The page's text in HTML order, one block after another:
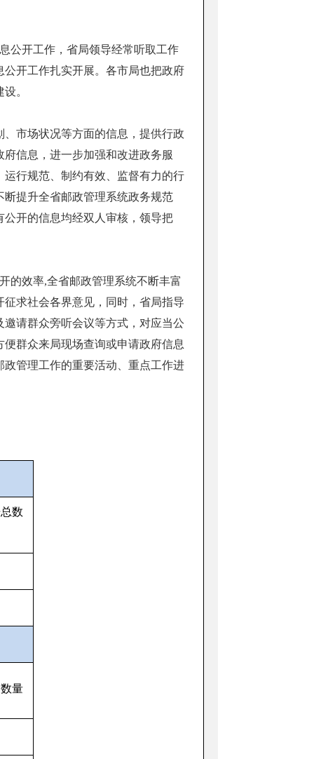
公开工作，省局领导经常听取工作
开工作扎实开展。各市局也把政府
。
市场状况等方面的信息，提供行政
信息，进一步加强和改进政务服
行规范、制约有效、监督有力的行
提升全省邮政管理系统政务规范
开的信息均经双人审核，领导把
的效率,全省邮政管理系统不断丰富
求社会各界意见，同时，省局指导
请群众旁听会议等方式，对应当公
群众来局现场查询或申请政府信息
管理工作的重要活动、重点工作进
数
量